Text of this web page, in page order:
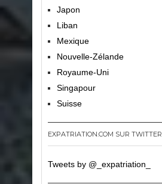
Japon
Liban
Mexique
Nouvelle-Zélande
Royaume-Uni
Singapour
Suisse
EXPATRIATION.COM SUR TWITTER
Tweets by @_expatriation_